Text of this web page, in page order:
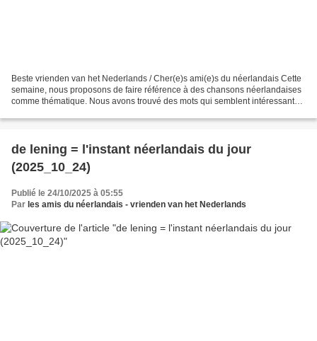
Beste vrienden van het Nederlands / Cher(e)s ami(e)s du néerlandais Cette
semaine, nous proposons de faire référence à des chansons néerlandaises
comme thématique. Nous avons trouvé des mots qui semblent intéressants
de lening = l'instant néerlandais du jour
(2025_10_24)
Publié le 24/10/2025 à 05:55
Par les amis du néerlandais - vrienden van het Nederlands